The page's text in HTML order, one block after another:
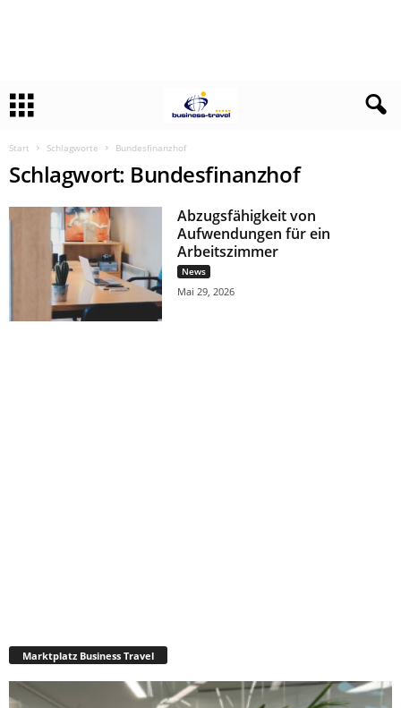
Start Schlagworte Bundesfinanzhof
Schlagwort: Bundesfinanzhof
Abzugsfähigkeit von
Aufwendungen für ein
Arbeitszimmer
News
Mai 29, 2026
Marktplatz Business Travel